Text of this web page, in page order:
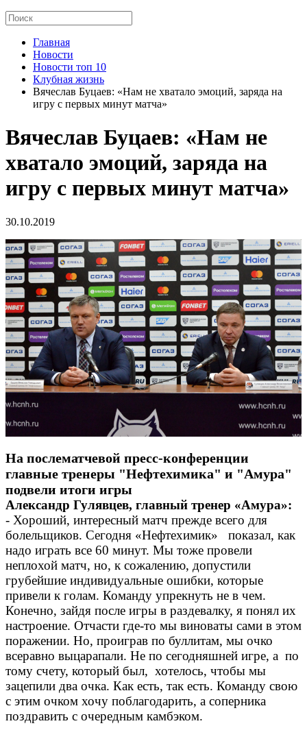
Главная
Новости
Новости топ 10
Клубная жизнь
Вячеслав Буцаев: «Нам не хватало эмоций, заряда на
игру с первых минут матча»
Вячеслав Буцаев: «Нам не
хватало эмоций, заряда на
игру с первых минут матча»
30.10.2019
На послематчевой пресс-конференции
главные тренеры "Нефтехимика" и "Амура"
подвели итоги игры
Александр Гулявцев, главный тренер «Амура»:
- Хороший, интересный матч прежде всего для
болельщиков. Сегодня «Нефтехимик» показал, как
надо играть все 60 минут. Мы тоже провели
неплохой матч, но, к сожалению, допустили
грубейшие индивидуальные ошибки, которые
привели к голам. Команду упрекнуть не в чем.
Конечно, зайдя после игры в раздевалку, я понял их
настроение. Отчасти где-то мы виноваты сами в этом
поражении. Но, проиграв по буллитам, мы очко
всеравно выцарапали. Не по сегодняшней игре, а по
тому счету, который был, хотелось, чтобы мы
зацепили два очка. Как есть, так есть. Команду свою
с этим очком хочу поблагодарить, а соперника
поздравить с очередным камбэком.